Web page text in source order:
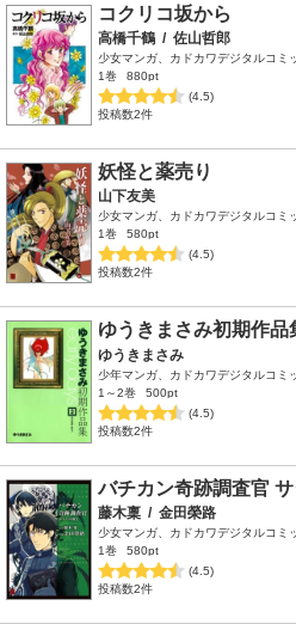
コクリコ坂から
高橋千鶴 / 佐山哲郎
少女マンガ、カドカワデジタルコミ
1巻
880pt
(4.5)
投稿数2件
妖怪と薬売り
山下友美
少女マンガ、カドカワデジタルコミ
1巻
580pt
(4.5)
投稿数2件
ゆうきまさみ初期作
ゆうきまさみ
少年マンガ、カドカワデジタルコミ
1～2巻
500pt
(4.5)
投稿数2件
バチカン奇跡調査官
藤木稟 / 金田榮路
少女マンガ、カドカワデジタルコミ
1巻
580pt
(4.5)
投稿数2件